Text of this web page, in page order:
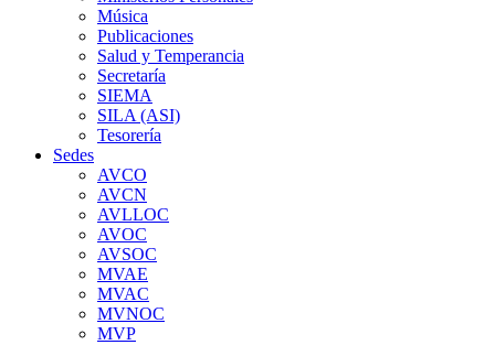
Música
Publicaciones
Salud y Temperancia
Secretaría
SIEMA
SILA (ASI)
Tesorería
Sedes
AVCO
AVCN
AVLLOC
AVOC
AVSOC
MVAE
MVAC
MVNOC
MVP